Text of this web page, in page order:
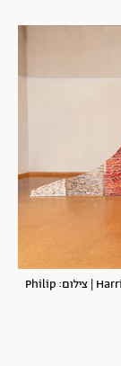
"Pick Up Your Pencils, Begin" של Harriete Estel Berman | צילום: Philip